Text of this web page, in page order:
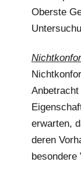
Oberste
erwarten,
deren
besondere